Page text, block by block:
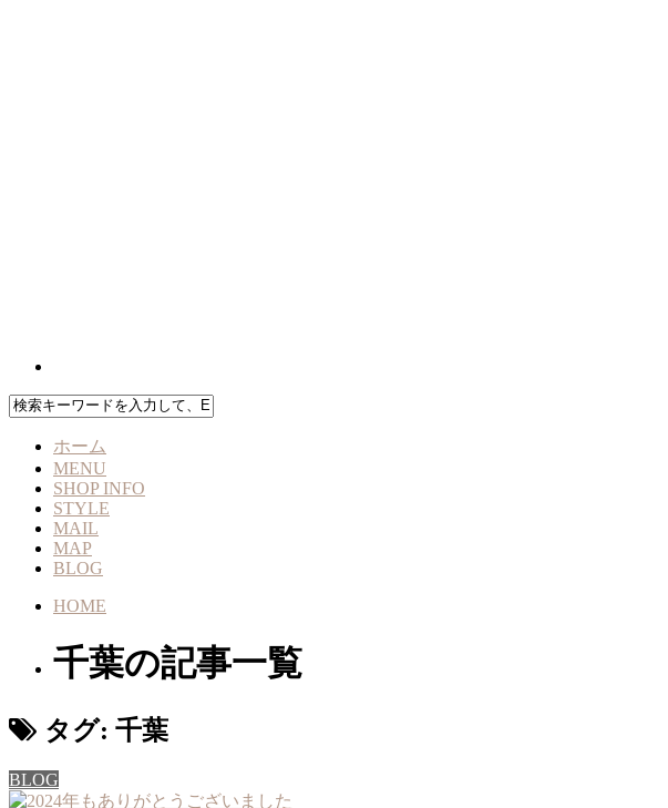
ホーム
MENU
SHOP INFO
STYLE
MAIL
MAP
BLOG
HOME
千葉の記事一覧
タグ: 千葉
BLOG